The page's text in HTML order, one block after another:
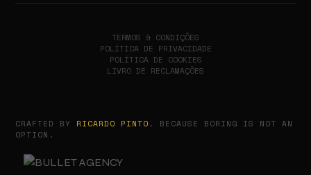
TERMOS & CONDIÇÕES
POLÍTICA DE PRIVACIDADE
POLÍTICA DE COOKIES
LIVRO DE RECLAMAÇÕES
CRAFTED BY RICARDO PINTO . BECAUSE BORING IS NOT AN
OPTION.